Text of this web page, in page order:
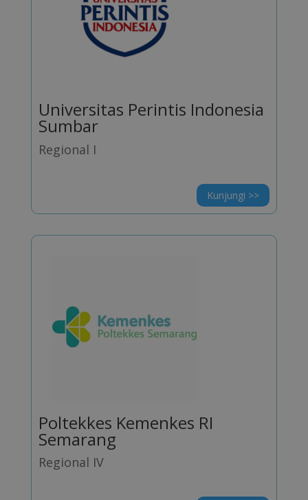
Universitas Perintis Indonesia
Sumbar
Regional I
Kunjungi >>
Poltekkes Kemenkes RI
Semarang
Regional IV